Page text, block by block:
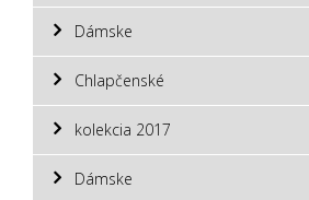
Dámske
Chlapčenské
kolekcia 2017
Dámske